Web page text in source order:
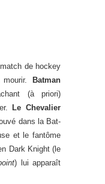
de hockey
Batman
(à priori)
Le Chevalier
dans la Bat-
et le fantôme
Dark Knight (le
) lui apparaît